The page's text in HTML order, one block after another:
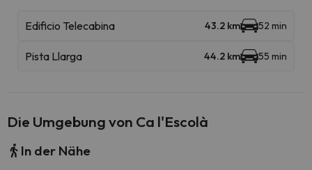
Edificio Telecabina 43.2 km 52 min
Pista Llarga 44.2 km 55 min
Die Umgebung von Ca l'Escolà
In der Nähe